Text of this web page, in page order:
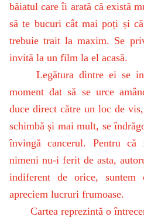
băiatul care îi arată că există
să te bucuri cât mai poți și
trebuie trait la maxim. Se
invită la un film la el acasă.
Legătura dintre ei se
moment dat să se urce
duce direct către un loc de
schimbă și mai mult, se
învingă cancerul. Pentru că
nimeni nu-i ferit de asta,
indiferent de orice,
apreciem lucruri frumoase.
Cartea reprezintă o